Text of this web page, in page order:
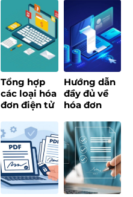
hóa đơn
thông minh
Tổng cục
thuế
Tổng hợp
các loại hóa
đơn điện tử
quy định
mới nhất
Hướng dẫn
đầy đủ về
hóa đơn
tạo từ máy
tính tiền
[Update
2025]